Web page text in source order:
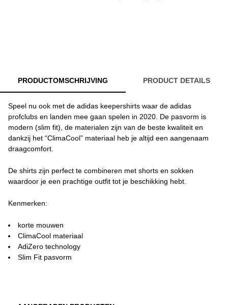
PRODUCTOMSCHRIJVING PRODUCT DETAILS
Speel nu ook met de adidas keepershirts waar de adidas
profclubs en landen mee gaan spelen in 2020. De pasvorm is
modern (slim fit), de materialen zijn van de beste kwaliteit en
dankzij het “ClimaCool” materiaal heb je altijd een aangenaam
draagcomfort.
De shirts zijn perfect te combineren met shorts en sokken
waardoor je een prachtige outfit tot je beschikking hebt.
Kenmerken:
korte mouwen
ClimaCool materiaal
AdiZero technology
Slim Fit pasvorm